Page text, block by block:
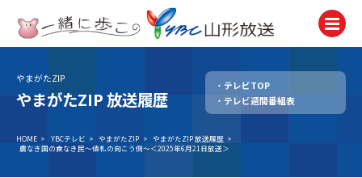
テレビ
TV
ラジオ
Radio
やまがたZIP
やまがたZIP 放送履歴
テレビTOP
テレビ週間番組表
HOME > YBCテレビ > やまがたZIP > やまがたZIP 放送履歴 >
農なき国の食なき民～値札の向こう側～＜2025年6月21日放送＞